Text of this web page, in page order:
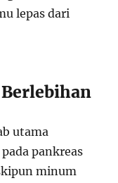
lepas dari
utama
pankreas
minum